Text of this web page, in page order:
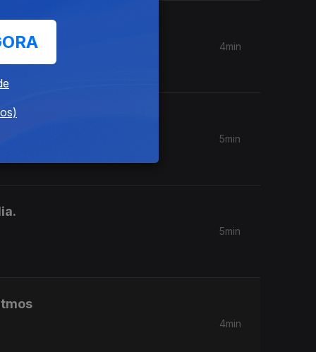
4min
5min
5min
4min